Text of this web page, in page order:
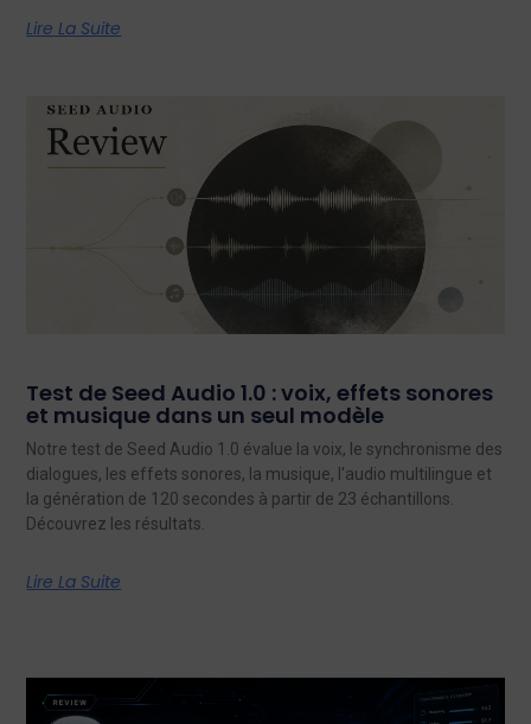
Lire La Suite
Test de Seed Audio 1.0 : voix, effets sonores
et musique dans un seul modèle
Notre test de Seed Audio 1.0 évalue la voix, le synchronisme des
dialogues, les effets sonores, la musique, l'audio multilingue et
la génération de 120 secondes à partir de 23 échantillons.
Découvrez les résultats.
Lire La Suite